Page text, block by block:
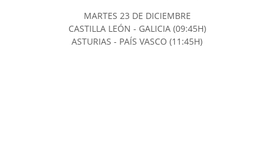
MARTES 23 DE DICIEMBRE
CASTILLA LEÓN - GALICIA (09:45H)
ASTURIAS - PAÍS VASCO (11:45H)